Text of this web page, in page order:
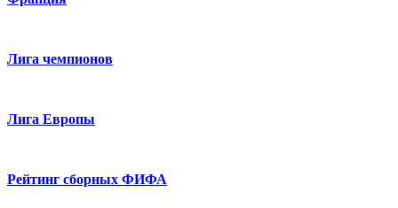
Лига чемпионов
Лига Европы
Рейтинг сборных ФИФА